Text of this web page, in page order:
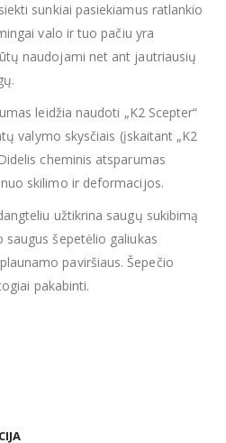
sunkiai pasiekiamus ratlankio
valo ir tuo pačiu yra
naudojami net ant jautriausių
leidžia naudoti „K2 Scepter“
valymo skysčiais (įskaitant „K2
cheminis atsparumas
skilimo ir deformacijos.
užtikrina saugų sukibimą
šepetėlio galiukas
paviršiaus. Šepečio
pakabinti.